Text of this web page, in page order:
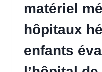
DE
À
LA
DE
matériel
hôpitaux
enfants